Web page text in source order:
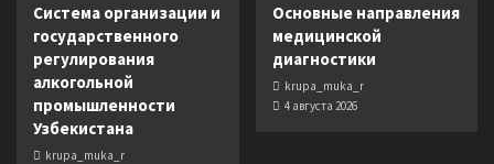
Система организации и
государственного
регулирования
алкогольной
промышленности
Узбекистана
krupa_muka_r
Основные направления
медицинской
диагностики
krupa_muka_r
4 августа 2026